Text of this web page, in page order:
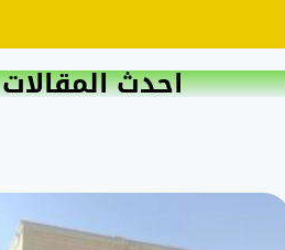
احدث المقالات